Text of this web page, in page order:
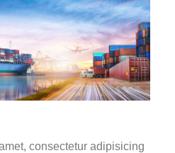
consectetur adipisicing